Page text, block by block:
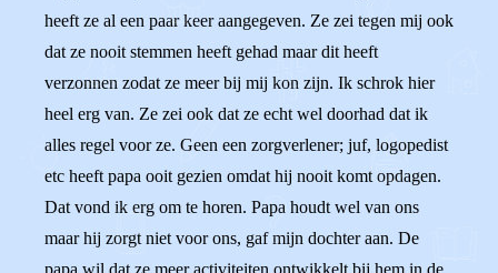
heeft ze al een paar keer aangegeven. Ze zei tegen mij ook
dat ze nooit stemmen heeft gehad maar dit heeft
verzonnen zodat ze meer bij mij kon zijn. Ik schrok hier
heel erg van. Ze zei ook dat ze echt wel doorhad dat ik
alles regel voor ze. Geen een zorgverlener; juf, logopedist
etc heeft papa ooit gezien omdat hij nooit komt opdagen.
Dat vond ik erg om te horen. Papa houdt wel van ons
maar hij zorgt niet voor ons, gaf mijn dochter aan. De
papa wil dat ze meer activiteiten ontwikkelt bij hem in de